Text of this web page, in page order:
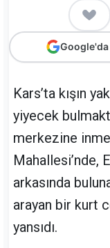
Google'da
Kars’ta kışın
yiyecek
merkezine
Mahallesi’nde,
arkasında
arayan bir kurt
yansıdı.